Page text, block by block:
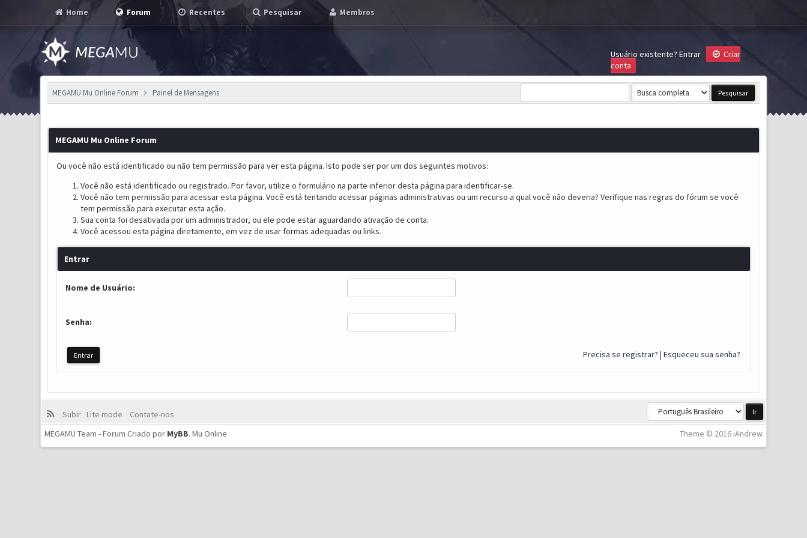
Home Forum Recentes Pesquisar Membros
Usuário existente? Entrar
Criar
conta
MEGAMU Mu Online Forum Painel de Mensagens
MEGAMU Mu Online Forum
Ou você não está identificado ou não tem permissão para ver esta página. Isto pode ser por um dos seguintes motivos:
Você não está identificado ou registrado. Por favor, utilize o formulário na parte inferior desta página para identificar-se.
Você não tem permissão para acessar esta página. Você está tentando acessar páginas administrativas ou um recurso a qual você não deveria? Verifique nas regras do fórum se você
tem permissão para executar esta ação.
Sua conta foi desativada por um administrador, ou ele pode estar aguardando ativação de conta.
Você acessou esta página diretamente, em vez de usar formas adequadas ou links.
Entrar
Nome de Usuário:
Senha:
Precisa se registrar? | Esqueceu sua senha?
Subir Lite mode
Contate-nos
Theme © 2016 iAndrew
MEGAMU Team - Forum Criado por MyBB.Mu Online